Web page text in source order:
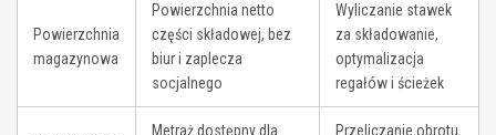
Powierzchnia
magazynowa
Powierzchnia netto
części składowej, bez
biur i zaplecza
socjalnego
Wyliczanie stawek
za składowanie,
optymalizacja
regałów i ścieżek
Metraż dostępny dla
Przeliczanie obrotu